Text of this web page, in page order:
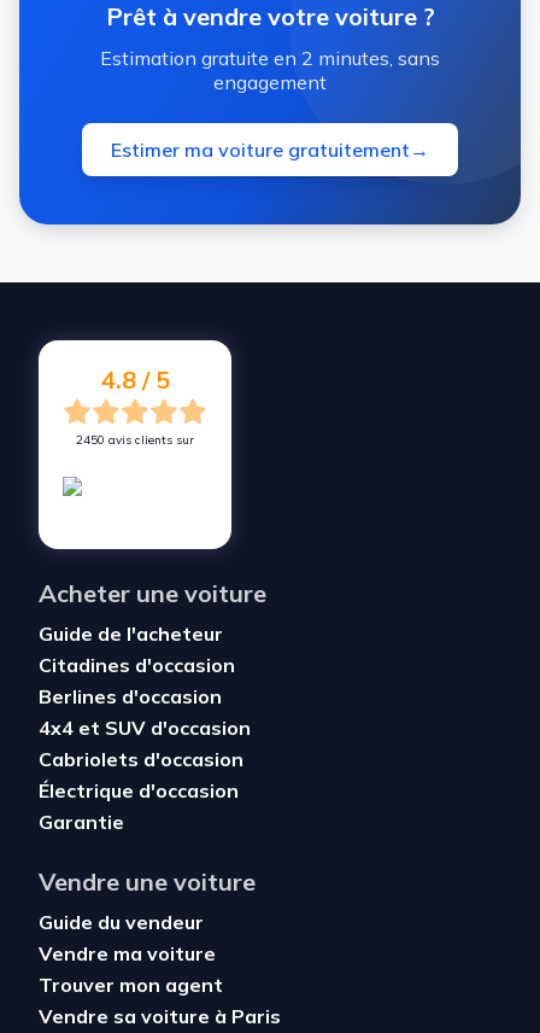
Prêt à vendre votre voiture ?
Estimation gratuite en 2 minutes, sans
engagement
Estimer ma voiture gratuitement →
4.8 / 5
2450 avis clients sur
Acheter une voiture
Guide de l'acheteur
Citadines d'occasion
Berlines d'occasion
4x4 et SUV d'occasion
Cabriolets d'occasion
Électrique d'occasion
Garantie
Vendre une voiture
Guide du vendeur
Vendre ma voiture
Trouver mon agent
Vendre sa voiture à Paris